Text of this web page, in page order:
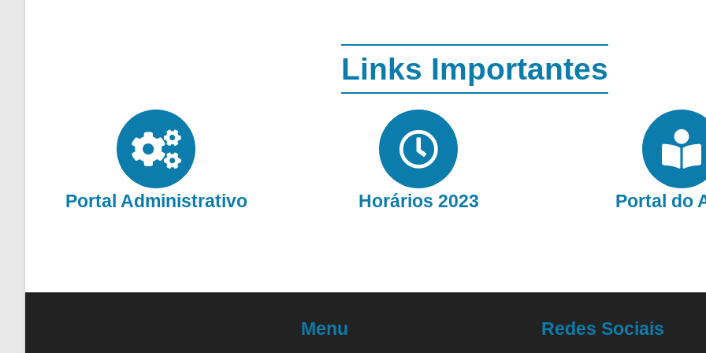
Links Importantes
Portal Administrativo Horários 2023 Portal do
Menu Redes Sociais